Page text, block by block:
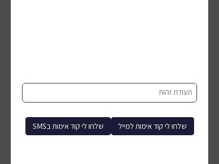
תעודת זהות
שלחו לי קוד אימות בSMS שלחו לי קוד אימות למייל
לכל המוצרים